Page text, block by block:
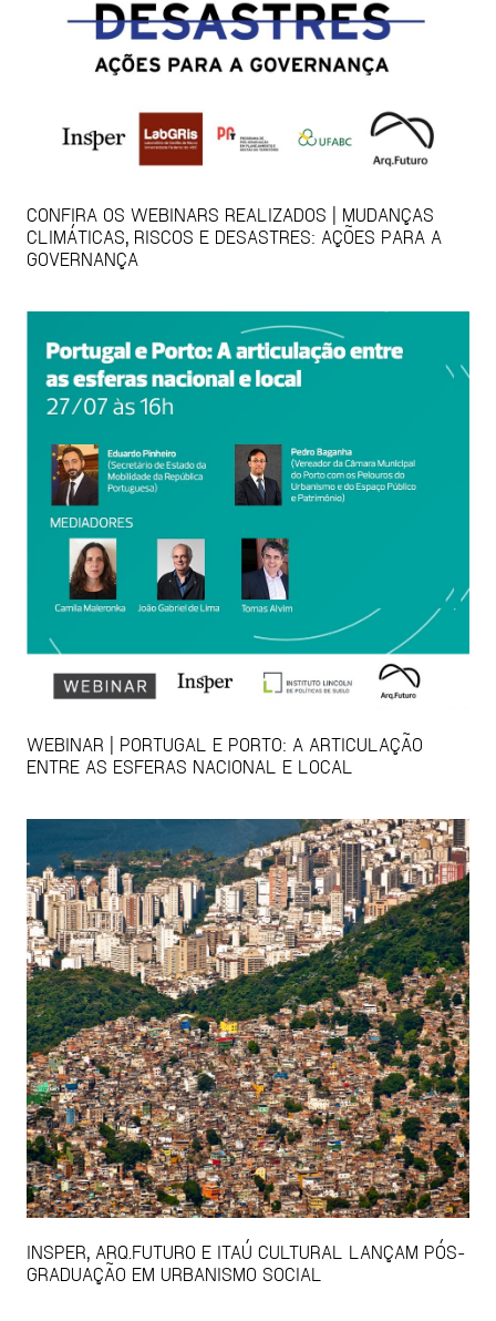
CONFIRA OS WEBINARS REALIZADOS | MUDANÇAS
CLIMÁTICAS, RISCOS E DESASTRES: AÇÕES PARA A
GOVERNANÇA
WEBINAR | PORTUGAL E PORTO: A ARTICULAÇÃO
ENTRE AS ESFERAS NACIONAL E LOCAL
INSPER, ARQ.FUTURO E ITAÚ CULTURAL LANÇAM PÓS-
GRADUAÇÃO EM URBANISMO SOCIAL